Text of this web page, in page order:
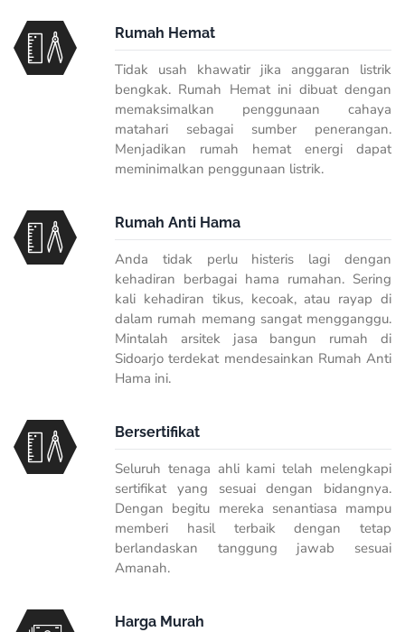
Rumah Hemat
Tidak usah khawatir jika anggaran listrik
bengkak. Rumah Hemat ini dibuat dengan
memaksimalkan penggunaan cahaya
matahari sebagai sumber penerangan.
Menjadikan rumah hemat energi dapat
meminimalkan penggunaan listrik.
Rumah Anti Hama
Anda tidak perlu histeris lagi dengan
kehadiran berbagai hama rumahan. Sering
kali kehadiran tikus, kecoak, atau rayap di
dalam rumah memang sangat mengganggu.
Mintalah arsitek jasa bangun rumah di
Sidoarjo terdekat mendesainkan Rumah Anti
Hama ini.
Bersertifikat
Seluruh tenaga ahli kami telah melengkapi
sertifikat yang sesuai dengan bidangnya.
Dengan begitu mereka senantiasa mampu
memberi hasil terbaik dengan tetap
berlandaskan tanggung jawab sesuai
Amanah.
Harga Murah